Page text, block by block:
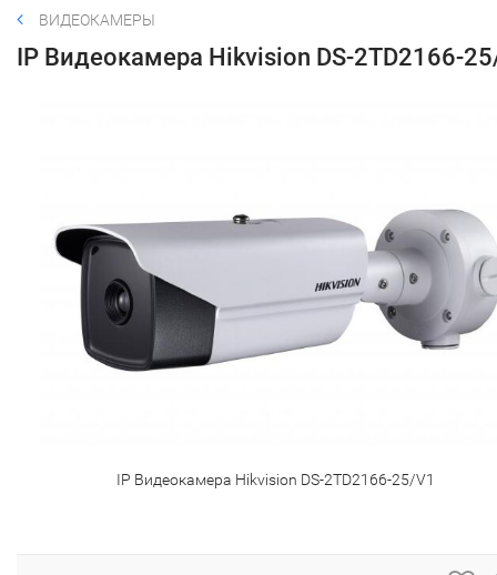
ВИДЕОКАМЕРЫ
IP Видеокамера Hikvision DS-2TD2166-
IP Видеокамера Hikvision DS-2TD2166-25/V1